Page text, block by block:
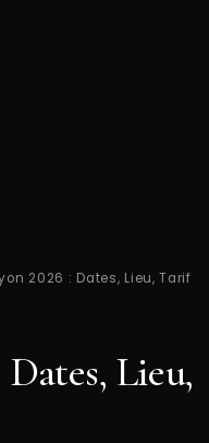
2026 : Dates, Lieu, Tarif
Lieu,